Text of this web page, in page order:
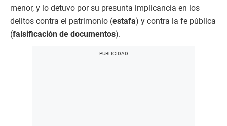
menor, y lo detuvo por su presunta implicancia en los
delitos contra el patrimonio (estafa) y contra la fe pública
(falsificación de documentos).